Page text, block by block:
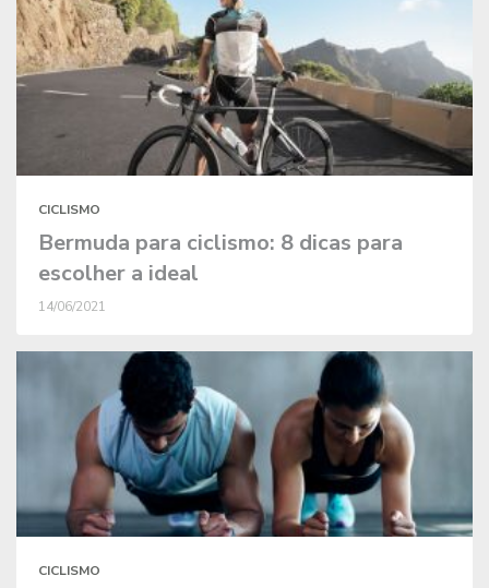
CICLISMO
Bermuda para ciclismo: 8 dicas para
escolher a ideal
14/06/2021
CICLISMO